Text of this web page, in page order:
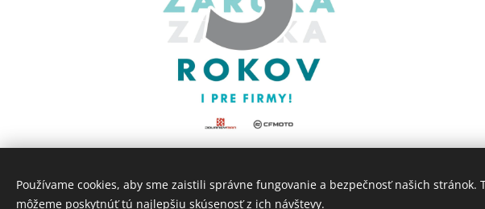
Používame cookies, aby sme zaistili správne fungovanie a bezpečnosť našich stránok.
môžeme poskytnúť tú najlepšiu skúsenosť z ich návštevy.